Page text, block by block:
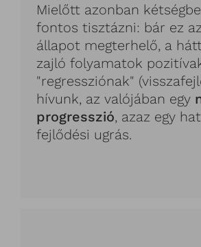
Mielőtt azonban
fontos tisztázni: bár ez
állapot megterhelő, a
zajló folyamatok
"regressziónak"
hívunk, az valójában egy
progresszió, azaz egy
fejlődési ugrás.